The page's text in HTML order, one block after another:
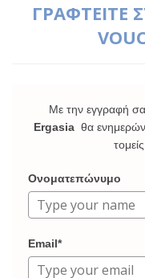
ΓΡΑΦΤΕΙΤΕ
Με την εγγραφή
Ergasia θα
Ονοματεπώνυμο
Email*